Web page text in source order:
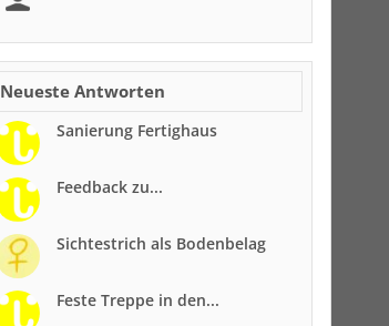
Neueste Antworten
Sanierung Fertighaus
Feedback zu...
Sichtestrich als Bodenbelag
Feste Treppe in den...